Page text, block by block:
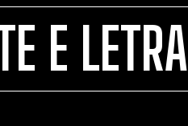
E LETRA